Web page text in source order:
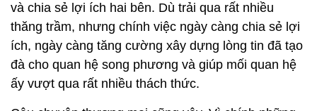
và chia sẻ lợi ích hai bên. Dù trải qua rất nhiều
thăng trầm, nhưng chính việc ngày càng chia sẻ lợi
ích, ngày càng tăng cường xây dựng lòng tin đã tạo
đà cho quan hệ song phương và giúp mối quan hệ
ấy vượt qua rất nhiều thách thức.